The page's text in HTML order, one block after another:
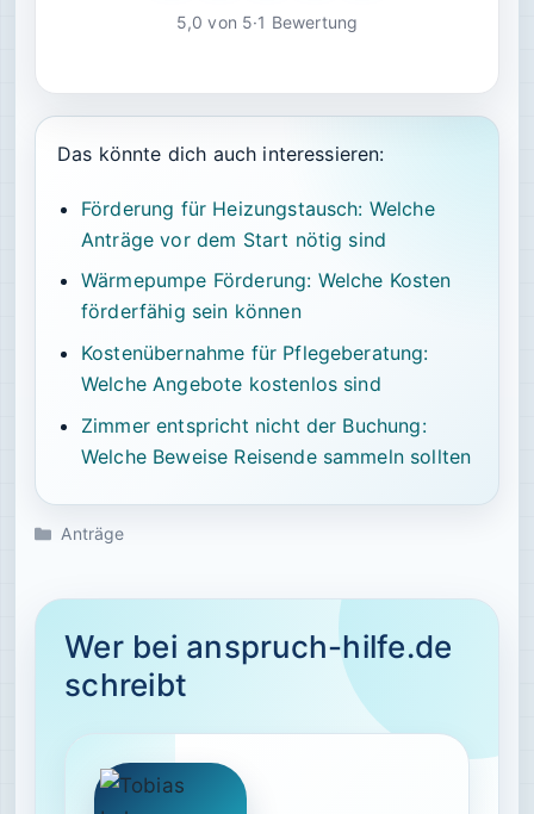
5,0 von 5·1 Bewertung
Das könnte dich auch interessieren:
Förderung für Heizungstausch: Welche
Anträge vor dem Start nötig sind
Wärmepumpe Förderung: Welche Kosten
förderfähig sein können
Kostenübernahme für Pflegeberatung:
Welche Angebote kostenlos sind
Zimmer entspricht nicht der Buchung:
Welche Beweise Reisende sammeln sollten
Kategorien
Anträge
Wer bei anspruch-hilfe.de
schreibt